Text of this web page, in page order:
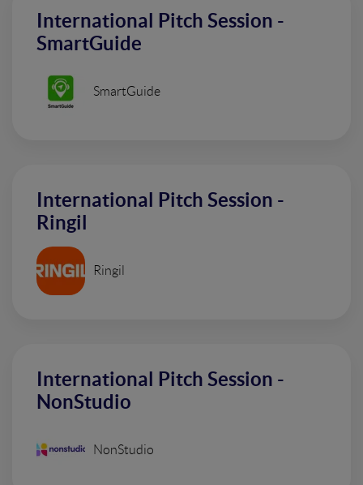
International Pitch Session -
SmartGuide
SmartGuide
International Pitch Session -
Ringil
Ringil
International Pitch Session -
NonStudio
NonStudio